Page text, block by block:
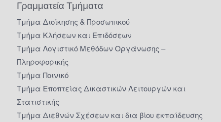
Γραμματεία Τμήματα
Τμήμα Διοίκησης & Προσωπικού
Τμήμα Κλήσεων και Επιδόσεων
Τμήμα Λογιστικό Μεθόδων Οργάνωσης –
Πληροφορικής
Τμήμα Ποινικό
Τμήμα Εποπτείας Δικαστικών Λειτουργών και
Στατιστικής
Τμήμα Διεθνών Σχέσεων και δια βίου εκπαίδευσης